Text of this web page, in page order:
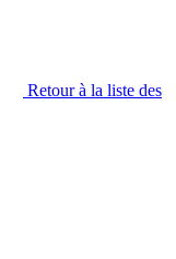
Retour à la liste des